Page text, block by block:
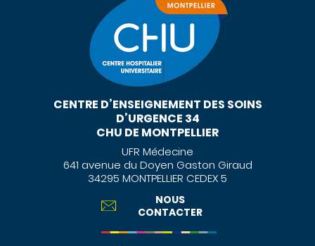
CENTRE D’ENSEIGNEMENT DES SOINS
D’URGENCE 34
CHU DE MONTPELLIER
UFR Médecine
641 avenue du Doyen Gaston Giraud
34295 MONTPELLIER CEDEX 5
NOUS
CONTACTER